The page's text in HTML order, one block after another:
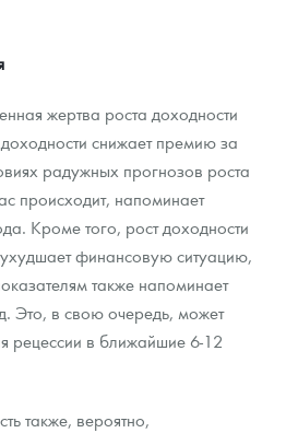
жертва роста доходности
снижает премию за
радужных прогнозов роста
происходит, напоминает
Кроме того, рост доходности
финансовую ситуацию,
также напоминает
Это, в свою очередь, может
рецессии в ближайшие 6-12
также, вероятно,